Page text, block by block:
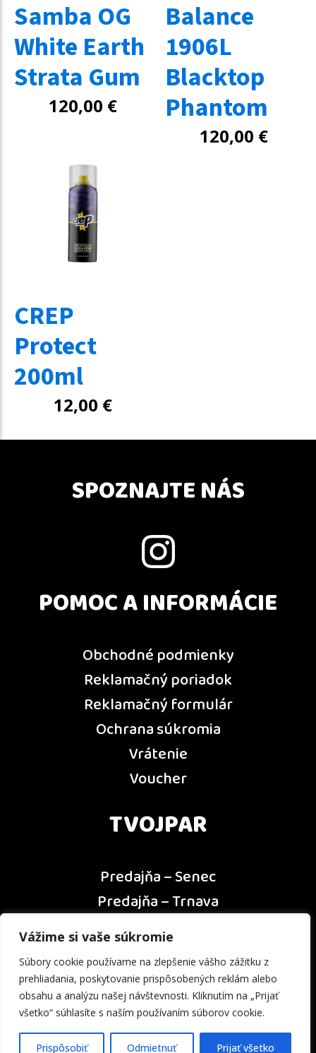
Vážime si vaše súkromie
Súbory cookie používame na zlepšenie vášho zážitku z
prehliadania, poskytovanie prispôsobených reklám alebo
obsahu a analýzu našej návštevnosti. Kliknutím na „Prijať
všetko“ súhlasíte s naším používaním súborov cookie.
Prispôsobiť Odmietnuť Prijať všetko
Samba OG
White Earth
Strata Gum
120,00 €
Balance
1906L
Blacktop
Phantom
120,00 €
CREP
Protect
200ml
12,00 €
SPOZNAJTE NÁS
POMOC A INFORMÁCIE
Obchodné podmienky
Reklamačný poriadok
Reklamačný formulár
Ochrana súkromia
Vrátenie
Voucher
TVOJPAR
Predajňa – Senec
Predajňa – Trnava
Predajňa – Dunajská Streda
Predajňa – Nitra
Kontakt